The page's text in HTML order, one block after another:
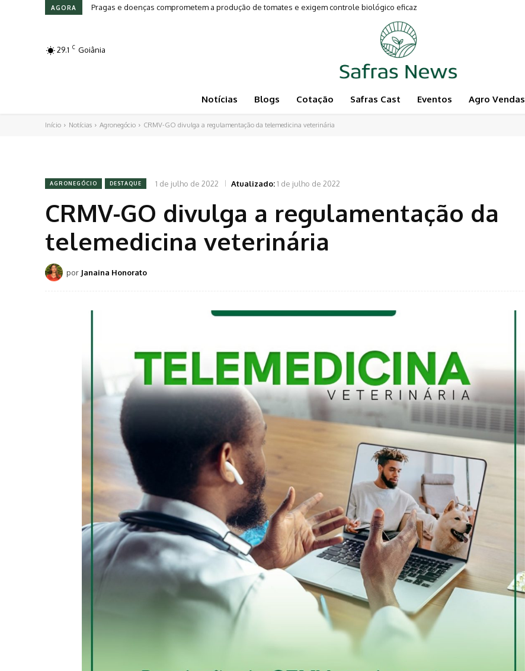
AGORA Pragas e doenças comprometem a produção de tomates e exigem controle biológico eficaz
Leilões em Alta: Genética e investimento movimentam a Pecuária
29.1 C Goiânia
Notícias Blogs Cotação Safras Cast Eventos Agro Vendas
Início Notícias Agronegócio CRMV-GO divulga a regulamentação da telemedicina veterinária
AGRONEGÓCIO DESTAQUE 1 de julho de 2022 Atualizado:1 de julho de 2022
CRMV-GO divulga a regulamentação da
telemedicina veterinária
por Janaina Honorato